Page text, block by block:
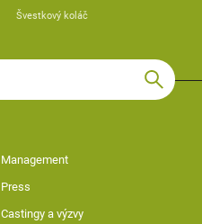
Švestkový koláč
Management
Press
Castingy a výzvy